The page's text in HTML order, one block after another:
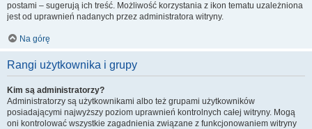
postami – sugerują ich treść. Możliwość korzystania z ikon tematu uzależniona
jest od uprawnień nadanych przez administratora witryny.
Na górę
Rangi użytkownika i grupy
Kim są administratorzy?
Administratorzy są użytkownikami albo też grupami użytkowników
posiadającymi najwyższy poziom uprawnień kontrolnych całej witryny. Mogą
oni kontrolować wszystkie zagadnienia związane z funkcjonowaniem witryny